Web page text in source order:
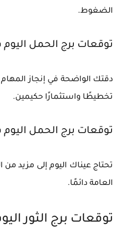
الضغوط.
توقعات برج الحمل
دقتك الواضحة في إنجاز
تخطيطًا واستثمارًا حكيمين.
توقعات برج الحمل
تحتاج عيناك اليوم إلى مزيد
العامة دائمًا.
توقعات برج الثور